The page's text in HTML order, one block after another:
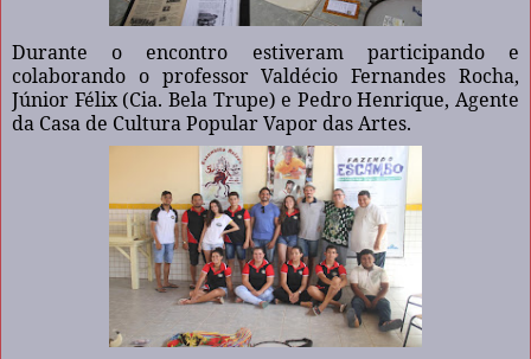
Durante o encontro estiveram participando e
colaborando o professor Valdécio Fernandes Rocha,
Júnior Félix (Cia. Bela Trupe) e Pedro Henrique, Agente
da Casa de Cultura Popular Vapor das Artes.